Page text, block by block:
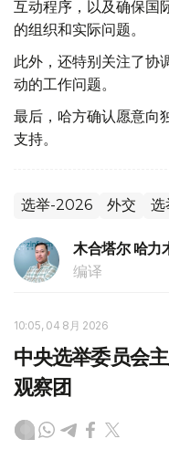
互动程序，以及确保国
的组织和实际问题。
此外，还特别关注了协
动的工作问题。
最后，哈方确认愿意向
支持。
选举-2026 外交 选
木合塔尔 哈力
编译
10:05, 04 8月 2026
中央选举委员会
观察团